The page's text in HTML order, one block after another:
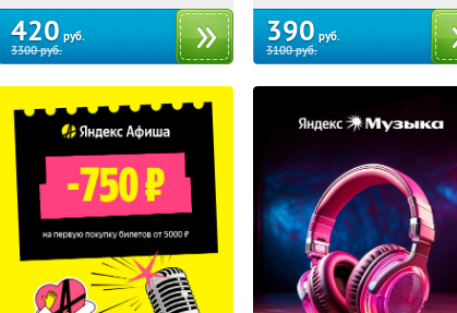
420 руб.
3300руб.
390 руб.
3100руб.